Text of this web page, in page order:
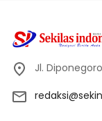
Jl.